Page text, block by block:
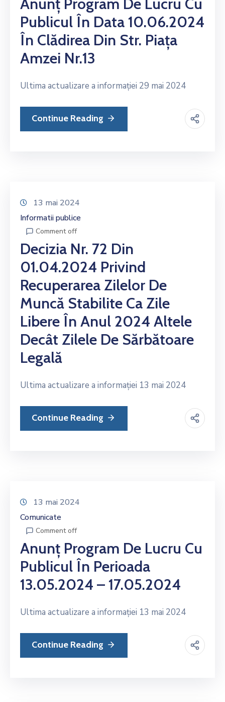
Publicul În Data 10.06.2024
În Clădirea Din Str. Piața
Amzei Nr.13
Ultima actualizare a informației 29 mai 2024
Continue Reading
13 mai 2024
Informatii publice
Comment off
Decizia Nr. 72 Din
01.04.2024 Privind
Recuperarea Zilelor De
Muncă Stabilite Ca Zile
Libere În Anul 2024 Altele
Decât Zilele De Sărbătoare
Legală
Ultima actualizare a informației 13 mai 2024
Continue Reading
13 mai 2024
Comunicate
Comment off
Anunț Program De Lucru Cu
Publicul În Perioada
13.05.2024 – 17.05.2024
Ultima actualizare a informației 13 mai 2024
Continue Reading